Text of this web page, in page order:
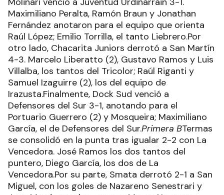
Maximiliano Peralta, Ramón Braun y Jonathan
Fernández anotaron para el equipo que orienta
Raúl López; Emilio Torrilla, el tanto Liebrero.Por
otro lado, Chacarita Juniors derrotó a San Martín
4-3. Marcelo Liberatto (2), Gustavo Ramos y Luis
Villalba, los tantos del Tricolor; Raúl Riganti y
Samuel Izaguirre (2), los del equipo de
Irazusta.Finalmente, Dock Sud venció a
Defensores del Sur 3-1, anotando para el
Portuario Guerrero (2) y Mosqueira; Maximiliano
García, el de Defensores del Sur.Primera BTermas
se consolidó en la punta tras igualar 2-2 con La
Vencedora. José Ramos los dos tantos del
puntero, Diego García, los dos de La
Vencedora.Por su parte, Smata derrotó 2-1 a San
Miguel, con los goles de Nazareno Senestrari y